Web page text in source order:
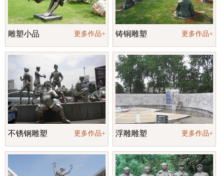
雕塑小品 更多作品+ 铸铜雕塑 更多作品+
不锈钢雕塑 更多作品+ 浮雕雕塑 更多作品+